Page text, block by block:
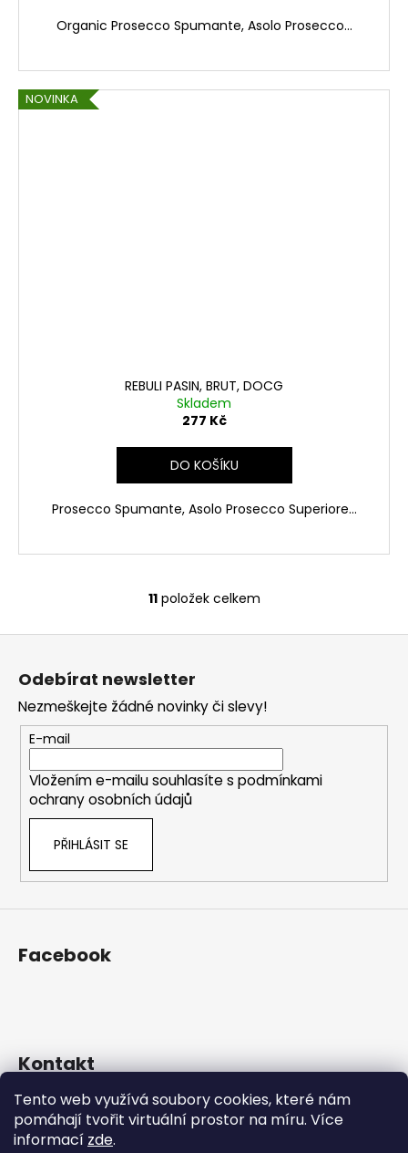
Tento web využívá soubory cookies, které nám
pomáhají tvořit virtuální prostor na míru. Více
informací zde.
Organic Prosecco Spumante, Asolo Prosecco...
NOVINKA
REBULI PASIN, BRUT, DOCG
Skladem
277 Kč
DO KOŠÍKU
Prosecco Spumante, Asolo Prosecco Superiore...
O
v
a
c
í
p
r
ý
p
11položek celkem
Odebírat newsletter
Nezmeškejte žádné novinky či slevy!
E-mail
Vložením e-mailu souhlasíte s podmínkami
ochrany osobních údajů
PŘIHLÁSIT SE
Facebook
Kontakt
eshop@prosekarna.cz
+420 725 934 543
http://www.facebook.com/Prosekarna